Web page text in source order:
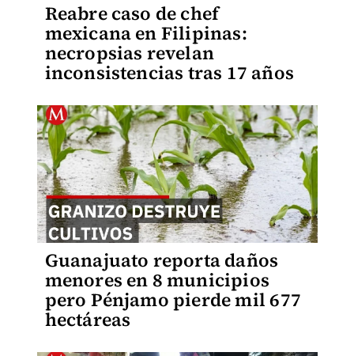
Reabre caso de chef
mexicana en Filipinas:
necropsias revelan
inconsistencias tras 17 años
Guanajuato reporta daños
menores en 8 municipios
pero Pénjamo pierde mil 677
hectáreas